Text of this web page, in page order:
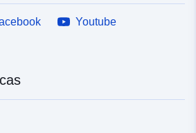
Youtube